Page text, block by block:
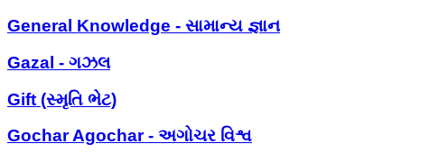
General Knowledge - સામાન્ય જ્ઞાન
Gazal - ગઝલ
Gift (સ્મૃતિ ભેટ)
Gochar Agochar - અગોચર વિશ્વ